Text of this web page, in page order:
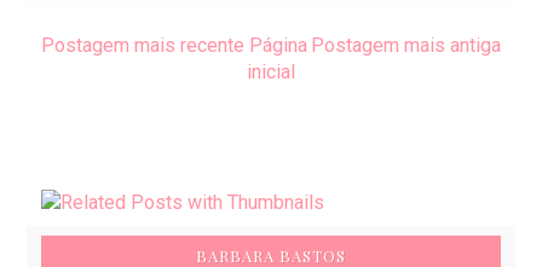
Postagem mais recente Postagem mais antiga
Página
inicial
BARBARA BASTOS